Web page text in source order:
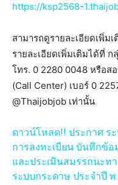
https://ksp2568-
สามารถดูรายละเอียดเพิ่ม
รายละเอียดเพิ่มเติมได้ที่
โทร. 0 2280 0048 หรือส
(Call Center) เบอร์ 0
@Thaijobjob เท่านั้น
ดาวน์โหลด!! ประกาศ ร
การลงทะเบียน บันทึกข้
และประเมินสมรรถนะท
ระบบกระดาษ ประจำปี พ